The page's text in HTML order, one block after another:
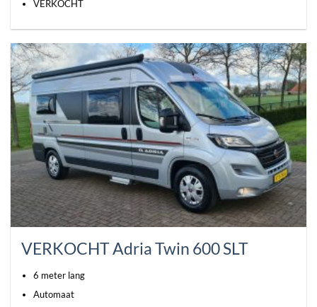
VERKOCHT
VERKOCHT Adria Twin 600 SLT
6 meter lang
Automaat